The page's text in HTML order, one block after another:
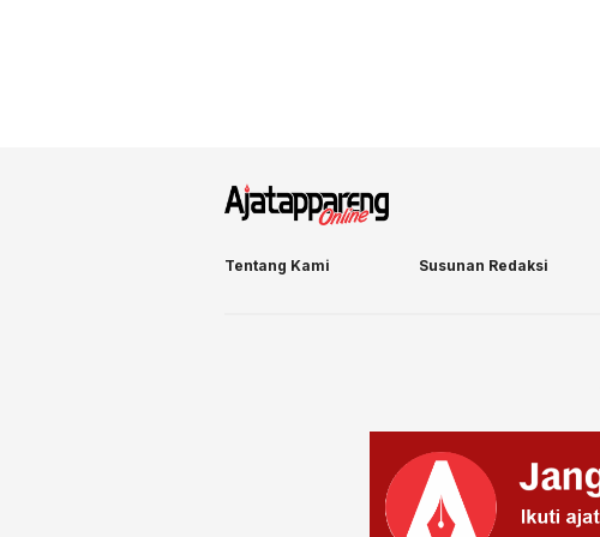
Tentang Kami Susunan Redaksi